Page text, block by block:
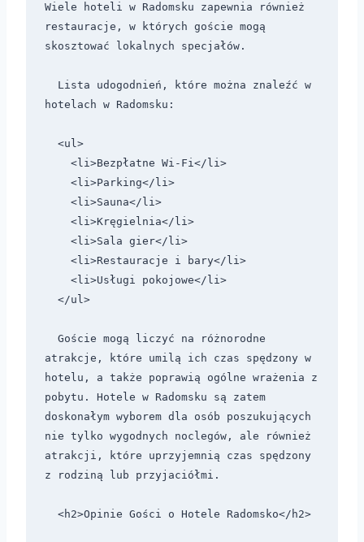
Wiele hoteli w Radomsku zapewnia również
restauracje, w których goście mogą
skosztować lokalnych specjałów.
hotelach w Radomsku:
atrakcje, które umilą ich czas spędzony w
hotelu, a także poprawią ogólne wrażenia z
pobytu. Hotele w Radomsku są zatem
doskonałym wyborem dla osób poszukujących
nie tylko wygodnych noclegów, ale również
atrakcji, które uprzyjemnią czas spędzony
z rodziną lub przyjaciółmi.